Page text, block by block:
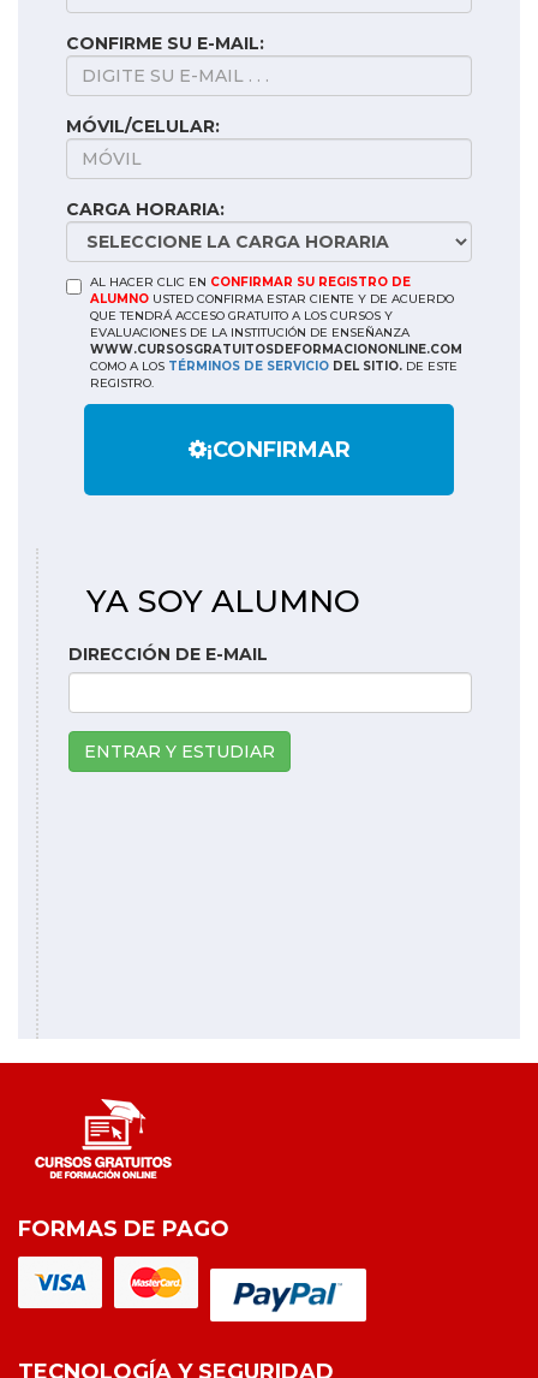
CONFIRME SU E-MAIL:
MÓVIL/CELULAR:
CARGA HORARIA:
AL HACER CLIC EN CONFIRMAR SU REGISTRO DE
ALUMNO USTED CONFIRMA ESTAR CIENTE Y DE ACUERDO
QUE TENDRÁ ACCESO GRATUITO A LOS CURSOS Y
EVALUACIONES DE LA INSTITUCIÓN DE ENSEÑANZA
WWW.CURSOSGRATUITOSDEFORMACIONONLINE.COM
COMO A LOS TÉRMINOS DE SERVICIO DEL SITIO. DE ESTE
REGISTRO.
¡CONFIRMAR
YA SOY ALUMNO
DIRECCIÓN DE E-MAIL
ENTRAR Y ESTUDIAR
FORMAS DE PAGO
TECNOLOGÍA Y SEGURIDAD